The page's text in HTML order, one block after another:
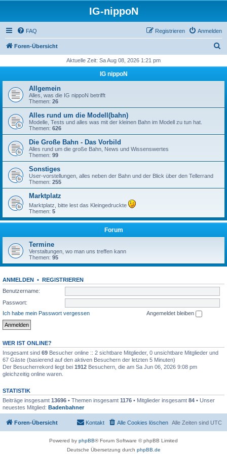
IG-nippoN
FAQ Anmelden
Registrieren
Foren-Übersicht
h
Aktuelle Zeit: Sa Aug 08, 2026 1:21 pm
IG nippoN
Allgemein
Alles, was die IG nippoN betrifft
Themen: 26
Alles rund um die Modell(bahn)
Modelle, Tests und alles was mit der kleinen Bahn im Modell zu tun hat.
Themen: 626
Die Große Bahn - Das Vorbild
Alles rund um die große Bahn, News und Wissenswertes
Themen: 99
Sonstiges
User-vorstellungen, alles neben der Bahn und der Blick über den Tellerrand
Themen: 255
Marktplatz
Marktplatz, bitte lest das Kleingedruckte
Themen: 5
Forum
Termine
Verstaltungen, wo man uns treffen kann
Themen: 95
ANMELDEN • REGISTRIEREN
Benutzername:
Passwort:
Ich habe mein Passwort vergessen
Angemeldet bleiben
WER IST ONLINE?
Insgesamt sind 69 Besucher online :: 2 sichtbare Mitglieder, 0 unsichtbare Mitglieder und
67 Gäste (basierend auf den aktiven Besuchern der letzten 5 Minuten)
Der Besucherrekord liegt bei 1912 Besuchern, die am Sa Jun 06, 2026 9:08 pm
gleichzeitig online waren.
STATISTIK
Beiträge insgesamt 13696 • Themen insgesamt 1176 • Mitglieder insgesamt 84 • Unser
neuestes Mitglied: Badenbahner
Foren-Übersicht Alle Zeiten sind UTC
Alle Cookies löschen
Kontakt
Powered by phpBB® Forum Software © phpBB Limited
Deutsche Übersetzung durch phpBB.de